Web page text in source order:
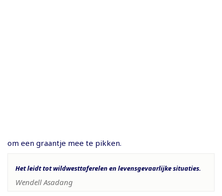
om een graantje mee te pikken.
Het leidt tot wildwesttaferelen en levensgevaarlijke situaties.
Wendell Asadang